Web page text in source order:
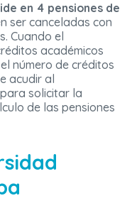
en 4 pensiones de
ser canceladas con
Cuando el
académicos
número de créditos
acudir al
solicitar la
de las pensiones